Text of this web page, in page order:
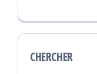
CHERCHER